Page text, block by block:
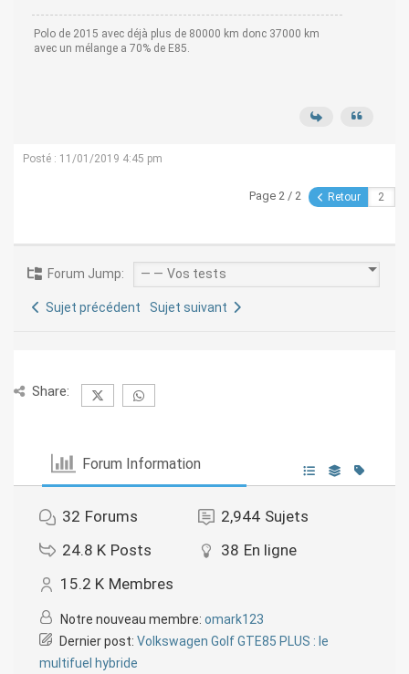
Polo de 2015 avec déjà plus de 80000 km donc 37000 km
avec un mélange a 70% de E85.
Posté : 11/01/2019 4:45 pm
Page 2 / 2 Retour
Forum Jump:
Sujet précédent Sujet suivant
Share:
Forum Information
32 Forums 2,944 Sujets
24.8 K Posts 38 En ligne
15.2 K Membres
Notre nouveau membre: omark123
Dernier post: Volkswagen Golf GTE85 PLUS : le
multifuel hybride